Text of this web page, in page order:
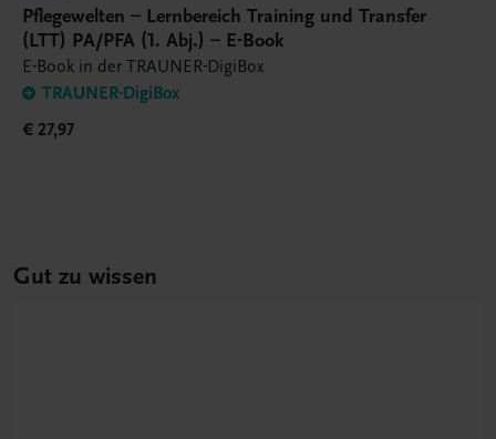
Pflegewelten – Lernbereich Training und Transfer
(LTT) PA/PFA (1. Abj.) – E-Book
E-Book in der TRAUNER-DigiBox
TRAUNER-DigiBox
€ 27,97
Gut zu wissen